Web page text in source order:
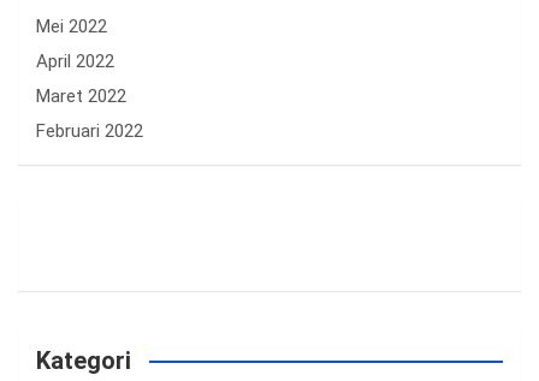
Mei 2022
April 2022
Maret 2022
Februari 2022
Kategori